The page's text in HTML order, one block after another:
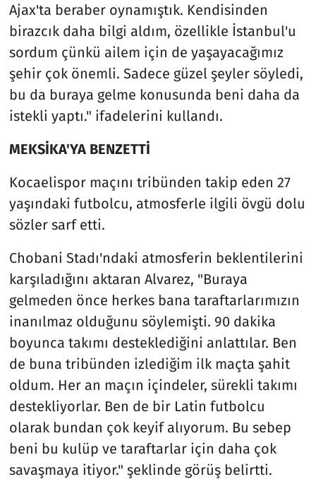
Ajax'ta beraber oynamıştık. Kendisinden
birazcık daha bilgi aldım, özellikle İstanbul'u
sordum çünkü ailem için de yaşayacağımız
şehir çok önemli. Sadece güzel şeyler söyledi,
bu da buraya gelme konusunda beni daha da
istekli yaptı." ifadelerini kullandı.
MEKSİKA'YA BENZETTİ
Kocaelispor maçını tribünden takip eden 27
yaşındaki futbolcu, atmosferle ilgili övgü dolu
sözler sarf etti.
Chobani Stadı'ndaki atmosferin beklentilerini
karşıladığını aktaran Alvarez, "Buraya
gelmeden önce herkes bana taraftarlarımızın
inanılmaz olduğunu söylemişti. 90 dakika
boyunca takımı desteklediğini anlattılar. Ben
de buna tribünden izlediğim ilk maçta şahit
oldum. Her an maçın içindeler, sürekli takımı
destekliyorlar. Ben de bir Latin futbolcu
olarak bundan çok keyif alıyorum. Bu sebep
beni bu kulüp ve taraftarlar için daha çok
savaşmaya itiyor." şeklinde görüş belirtti.